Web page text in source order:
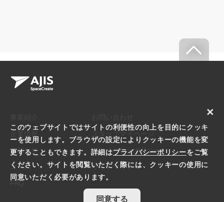
お知らせ
コラム
FAQ
プライバシーポリシー
サイトマップ
このウェブサイトではサイトの利便性の向上を目的にクッキ
ーを使用します。ブラウザの設定によりクッキーの機能を変
更することもできます。詳細はプライバシーポリシーをご覧
ください。サイトを閲覧いただく際には、クッキーの使用に
同意いただく必要があります。
同意する
×